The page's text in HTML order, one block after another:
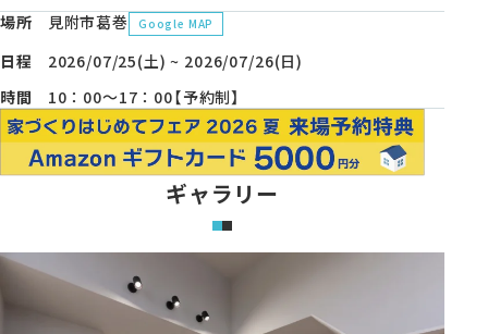
オーナーの方へ
0120-666-940
【受付時間】10時～18時
イベント予約
場所 見附市葛巻 Google MAP
日程
2026/07/25(土) ~ 2026/07/26(日)
時間
10：00～17：00【予約制】
ギャラリー